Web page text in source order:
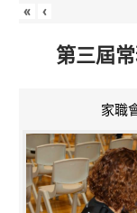
« ‹
第三屆
家職